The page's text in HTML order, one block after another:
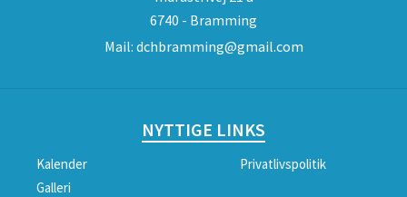
6740 - Bramming
Mail: dchbramming@gmail.com
NYTTIGE LINKS
Kalender
Privatlivspolitik
Galleri